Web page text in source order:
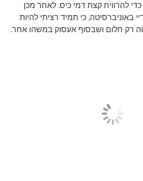
להרוויח קצת דמי כיס. לאחר מכן
באוניברסיטה, כי תמיד רציתי להיות
רק חלום ושבסוף אעסוק במשהו אחר.